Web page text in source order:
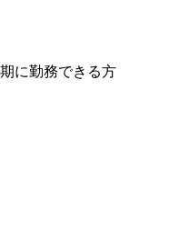
に勤務できる方